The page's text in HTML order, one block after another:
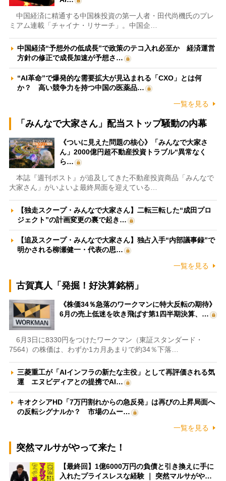
中国経済に精通する中国株投資の第一人者・田代尚機氏のプレ
ミアム連載「チャイナ・リサーチ」。中国企…
中国経済“予想外の低成長”で政策のテコ入れ必至か 経済運営
方針の修正で成長加速が予想さ…
“AI革命”で爆発的な需要拡大が見込まれる「CXO」とは何
か？ 高い競争力を持つ中国の医薬品…
一覧を見る
「みんなで大家さん」配当ストップ騒動の内幕
《ついに見えた問題の核心》「みんなで大家さ
ん」2000億円超不動産投資トラブル“異常なく
ら…
本誌『週刊ポスト』が追及してきた不動産投資商品「みんなで
大家さん」がいよいよ最終局面を迎えている…
【独走スクープ・みんなで大家さん】二転三転した“成田プロ
ジェクト”の計画変更の裏で起き…
【追及スクープ・みんなで大家さん】独占入手“内部議事録”で
明かされる柳瀬健一・代表の思…
一覧を見る
古賀真人「発掘！好決算銘柄」
《株価34％急落のワークマンに特大反転の期待》
6月の売上低迷を吹き飛ばす第1四半期決算、…
6月3日に8330円をつけたワークマン（東証スタンダード・
7564）の株価は、わずか1カ月あまりで約34％下落…
三菱重工が「AIインフラの新たな主役」として再評価される気
運 エヌビディアとの提携でAI…
キオクシアHD「7万円割れからの急反発」は再びの上昇局面へ
の反転シグナルか？ 市場のムー…
一覧を見る
突然マルサがやって来た！
【最終回】1億6000万円の負債と引き換えに手に
入れたプライスレスな経験 ｜ 突然マルサがや…